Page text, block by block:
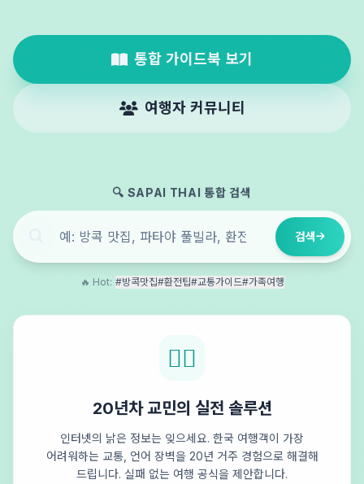
통합 가이드북 보기
여행자 커뮤니티
🔍 SAPAI THAI 통합 검색
검색
🔥 Hot: #방콕맛집#환전팁#교통가이드#가족여행
🕵️‍♂️
20년차 교민의 실전 솔루션
인터넷의 낡은 정보는 잊으세요. 한국 여행객이 가장
어려워하는 교통, 언어 장벽을 20년 거주 경험으로 해결해
드립니다. 실패 없는 여행 공식을 제안합니다.